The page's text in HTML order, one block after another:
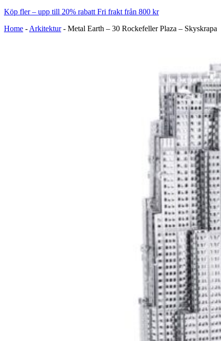
Köp fler – upp till 20% rabattFri frakt från 800 kr
Home -Arkitektur- Metal Earth – 30 Rockefeller Plaza – Skyskrapa